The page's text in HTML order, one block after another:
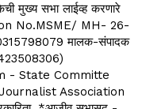
मुख्य सभा लाईव्ह करणारे
No.MSME/ MH- 26-
मालक-संपादक
- State Committe
Association